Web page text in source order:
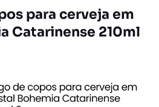
para cerveja em
Catarinense 210ml